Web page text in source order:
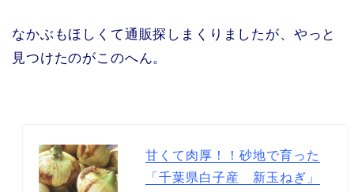
なかぶもほしくて通販探しまくりましたが、やっと
見つけたのがこのへん。
甘くて肉厚！！砂地で育った
「千葉県白子産 新玉ねぎ」